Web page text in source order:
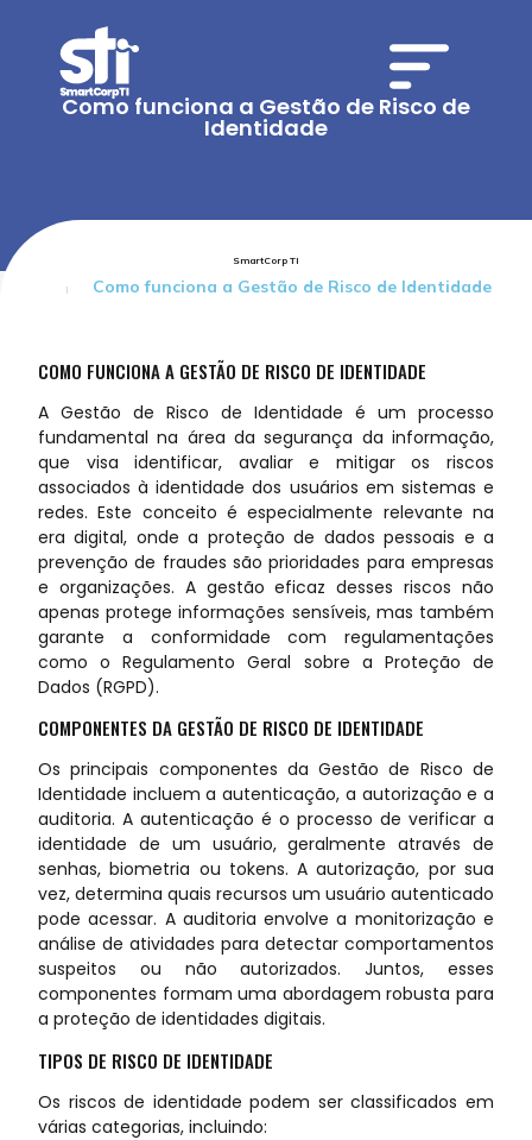
Como funciona a Gestão de Risco de
Identidade
SmartCorp TI
Como funciona a Gestão de Risco de Identidade
COMO FUNCIONA A GESTÃO DE RISCO DE IDENTIDADE
A Gestão de Risco de Identidade é um processo
fundamental na área da segurança da informação,
que visa identificar, avaliar e mitigar os riscos
associados à identidade dos usuários em sistemas e
redes. Este conceito é especialmente relevante na
era digital, onde a proteção de dados pessoais e a
prevenção de fraudes são prioridades para empresas
e organizações. A gestão eficaz desses riscos não
apenas protege informações sensíveis, mas também
garante a conformidade com regulamentações
como o Regulamento Geral sobre a Proteção de
Dados (RGPD).
COMPONENTES DA GESTÃO DE RISCO DE IDENTIDADE
Os principais componentes da Gestão de Risco de
Identidade incluem a autenticação, a autorização e a
auditoria. A autenticação é o processo de verificar a
identidade de um usuário, geralmente através de
senhas, biometria ou tokens. A autorização, por sua
vez, determina quais recursos um usuário autenticado
pode acessar. A auditoria envolve a monitorização e
análise de atividades para detectar comportamentos
suspeitos ou não autorizados. Juntos, esses
componentes formam uma abordagem robusta para
a proteção de identidades digitais.
TIPOS DE RISCO DE IDENTIDADE
Os riscos de identidade podem ser classificados em
várias categorias, incluindo: